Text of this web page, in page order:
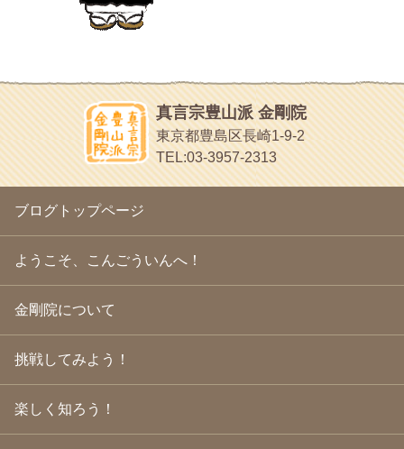
2010年10月(13)
(16)
2010年6月(18)
2010年5月(22)
2010年4月(25)
2010年3月
(22)
2010年2月(23)
2010年1月(23)
(18)
2009年11月
(20)
2009年10月(20)
2009年9月 (20)
2009年6月(22)
2009年5月(20)
2009年4月
(24)
2009年3月(21)
2009年2月(19)
2009年1月(25)
日本人の繊細な体質にあわせた、やさしく気持ちよい鍼灸治療で
ほうげん日記
放言じゃなくて和尚さんの名前だよ
面白いサイトみつけたよ。
ヘェ～という感じ
chocolab.Air♪DIALY
ラブラドールのワンちゃんがかわいいよ
真言宗豊山派 金剛院
東京都豊島区長崎1-9-2
TEL:03-3957-2313
ブログトップページ
ようこそ、こんごういんへ！
金剛院について
挑戦してみよう！
楽しく知ろう！